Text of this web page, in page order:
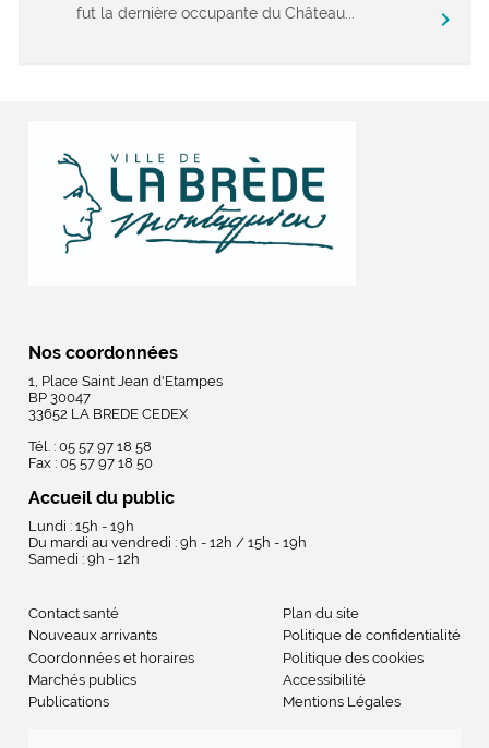
fut la dernière occupante du Château...
chevron_right
Nos coordonnées
1, Place Saint Jean d'Etampes
BP 30047
33652 LA BREDE CEDEX
Tél. : 05 57 97 18 58
Fax : 05 57 97 18 50
Accueil du public
Lundi : 15h - 19h
Du mardi au vendredi : 9h - 12h / 15h - 19h
Samedi : 9h - 12h
Contact santé
Nouveaux arrivants
Coordonnées et horaires
Marchés publics
Publications
Plan du site
Politique de confidentialité
Politique des cookies
Accessibilité
Mentions Légales